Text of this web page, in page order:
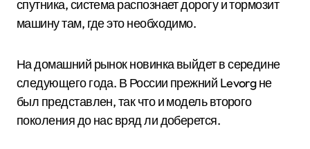
спутника, система распознает дорогу и тормозит
машину там, где это необходимо.
На домашний рынок новинка выйдет в середине
следующего года. В России прежний Levorg не
был представлен, так что и модель второго
поколения до нас вряд ли доберется.